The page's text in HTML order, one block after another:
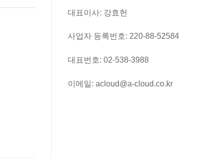
대표이사: 강효헌
사업자 등록번호: 220-88-52584
대표번호: 02-538-3988
이메일: acloud@a-cloud.co.kr